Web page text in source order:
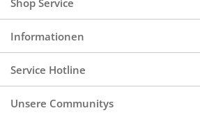
Shop Service
Informationen
Service Hotline
Unsere Communitys